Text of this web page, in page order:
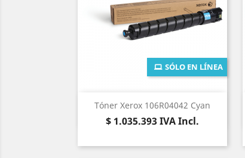
Tóner Xerox 106R04042 Cyan
Precio
$ 1.035.393IVA Incl.
SÓLO EN LÍNEA
Vista rápida